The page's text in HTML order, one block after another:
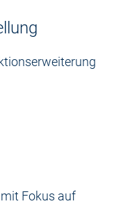
Fokus auf